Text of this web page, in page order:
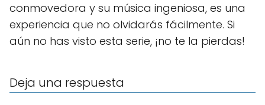
conmovedora y su música ingeniosa, es una
experiencia que no olvidarás fácilmente. Si
aún no has visto esta serie, ¡no te la pierdas!
Deja una respuesta